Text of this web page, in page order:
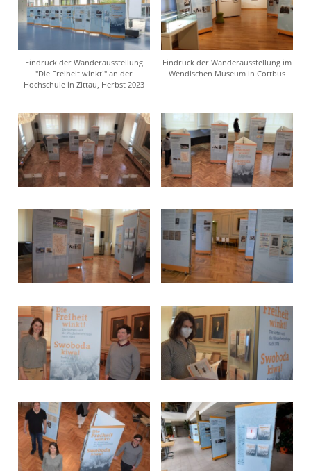
Eindruck der Wanderausstellung
"Die Freiheit winkt!" an der
Hochschule in Zittau, Herbst 2023
Eindruck der Wanderausstellung im
Wendischen Museum in Cottbus